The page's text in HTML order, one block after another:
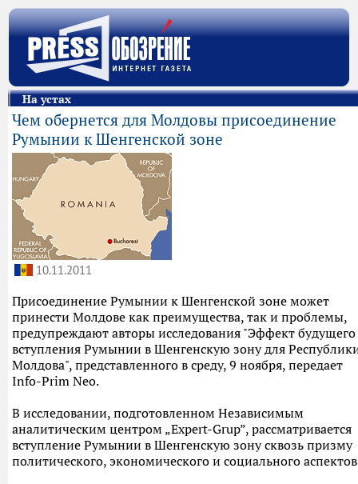
На устах
Чем обернется для Молдовы присоединение
Румынии к Шенгенской зоне
10.11.2011
Присоединение Румынии к Шенгенской зоне может
принести Молдове как преимущества, так и проблемы,
предупреждают авторы исследования "Эффект будущего
вступления Румынии в Шенгенскую зону для
Молдова", представленного в среду, 9 ноября, передает
Info-Prim Neo.
В исследовании, подготовленном Независимым
аналитическим центром „Expert-Grup”, рассматривается
вступление Румынии в Шенгенскую зону сквозь призму
политического, экономического и социального